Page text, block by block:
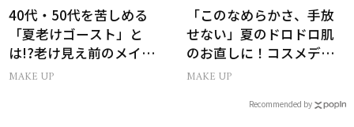
40代・50代を苦しめる
「夏老けゴースト」と
は!?老け見え前のメイク
くずれ＆くすみ対策
MAKE UP
「このなめらかさ、手放
せない」夏のドロドロ肌
のお直しに！コスメデコ
ルテのパウダーが想像以
MAKE UP
Recommended by